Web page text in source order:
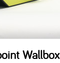
Wallbox